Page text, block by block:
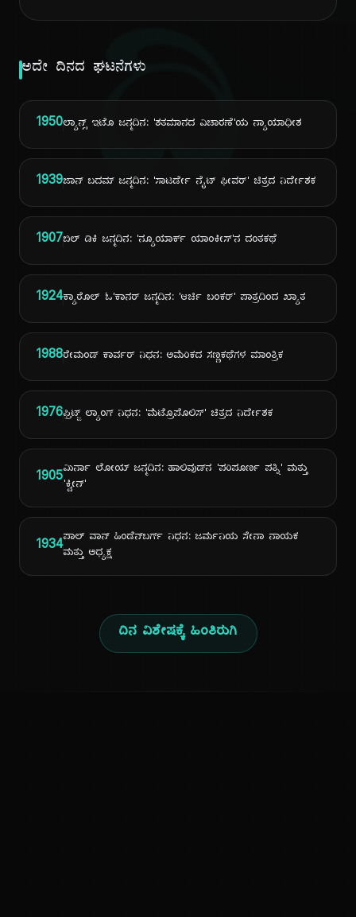
ದಿ
ಅದೇ ದಿನದ ಘಟನೆಗಳು
1950ಲ್ಯಾನ್ಸ್ ಇಟೊ ಜನ್ಮದಿನ: 'ಶತಮಾನದ ವಿಚಾರಣೆ'ಯ ನ್ಯಾಯಾಧೀಶ
1939ಜಾನ್ ಬದಮ್ ಜನ್ಮದಿನ: 'ಸಾಟರ್ಡೇ ನೈಟ್ ಫೀವರ್' ಚಿತ್ರದ ನಿರ್ದೇಶಕ
1907ಬಿಲ್ ಡಿಕಿ ಜನ್ಮದಿನ: 'ನ್ಯೂಯಾರ್ಕ್ ಯಾಂಕೀಸ್'ನ ದಂತಕಥೆ
1924ಕ್ಯಾರೊಲ್ ಓ'ಕಾನರ್ ಜನ್ಮದಿನ: 'ಆರ್ಚಿ ಬಂಕರ್' ಪಾತ್ರದಿಂದ ಖ್ಯಾತ
1988ರೇಮಂಡ್ ಕಾರ್ವರ್ ನಿಧನ: ಅಮೆರಿಕದ ಸಣ್ಣಕಥೆಗಳ ಮಾಂತ್ರಿಕ
1976ಫ್ರಿಟ್ಜ್ ಲ್ಯಾಂಗ್ ನಿಧನ: 'ಮೆಟ್ರೊಪೊಲಿಸ್' ಚಿತ್ರದ ನಿರ್ದೇಶಕ
1905ಮಿರ್ನಾ ಲೋಯ್ ಜನ್ಮದಿನ: ಹಾಲಿವುಡ್‌ನ 'ಪರಿಪೂರ್ಣ ಪತ್ನಿ' ಮತ್ತು
'ಕ್ವೀನ್'
1934ಪಾಲ್ ವಾನ್ ಹಿಂಡೆನ್‌ಬರ್ಗ್ ನಿಧನ: ಜರ್ಮನಿಯ ಸೇನಾ ನಾಯಕ
ಮತ್ತು ಅಧ್ಯಕ್ಷ
ದಿನ ವಿಶೇಷಕ್ಕೆ ಹಿಂತಿರುಗಿ